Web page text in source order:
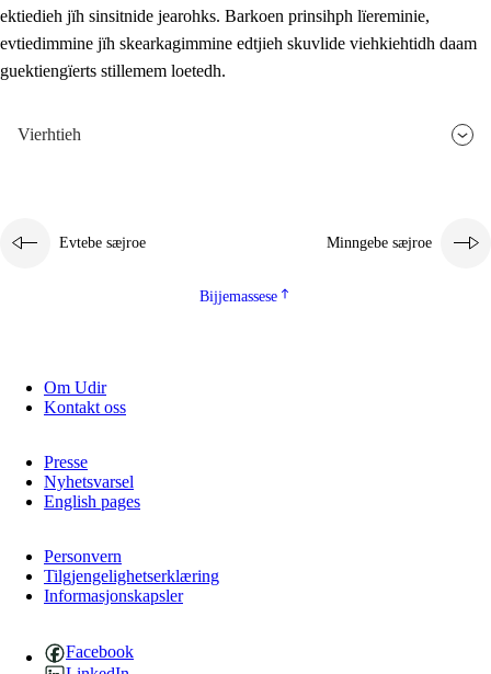
ektiedieh jïh sinsitnide jearohks. Barkoen prinsihph lïereminie,
evtiedimmine jïh skearkagimmine edtjieh skuvlide viehkiehtidh daam
guektiengïerts stillemem loetedh.
Vierhtieh
Evtebe sæjroe Minngebe sæjroe
Bijjemassese
Om Udir
Kontakt oss
Presse
Nyhetsvarsel
English pages
Personvern
Tilgjengelighetserklæring
Informasjonskapsler
Facebook